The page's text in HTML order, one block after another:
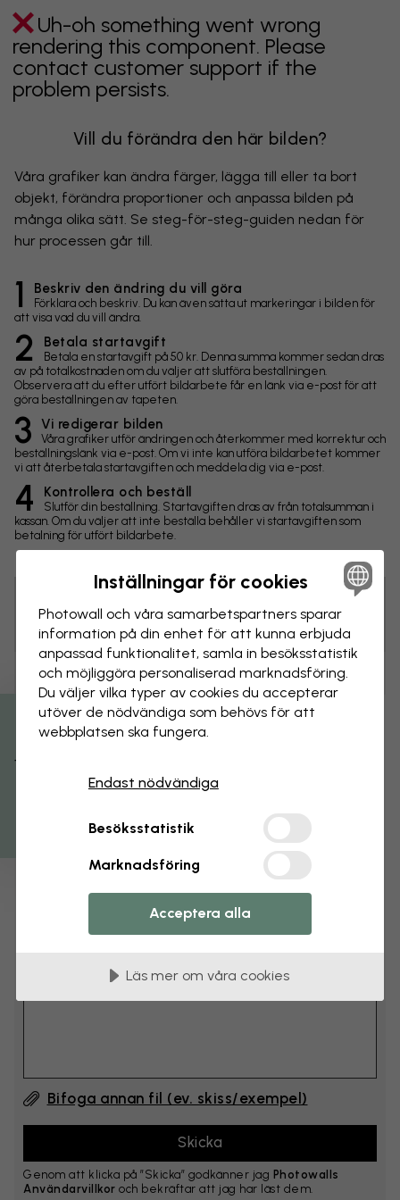
Uh-oh something went wrong
rendering this component. Please
contact customer support if the
problem persists.
Vill du förändra den här bilden?
Våra grafiker kan ändra färger, lägga till eller ta bort
objekt, förändra proportioner och anpassa bilden på
många olika sätt. Se steg-för-steg-guiden nedan för
hur processen går till.
1 Beskriv den ändring du vill göra
Förklara och beskriv. Du kan även sätta ut markeringar i bilden för
att visa vad du vill ändra.
2 Betala startavgift
Betala en startavgift på 50 kr. Denna summa kommer sedan dras
av på totalkostnaden om du väljer att slutföra beställningen.
Observera att du efter utfört bildarbete får en länk via e-post för att
göra beställningen av tapeten.
3 Vi redigerar bilden
Våra grafiker utför ändringen och återkommer med korrektur och
beställningslänk via e-post. Om vi inte kan utföra bildarbetet kommer
vi att återbetala startavgiften och meddela dig via e-post.
4 Kontrollera och beställ
Slutför din beställning. Startavgiften dras av från totalsumman i
kassan. Om du väljer att inte beställa behåller vi startavgiften som
betalning för utfört bildarbete.
Ändringar
Storlek
Lägg till kommentar
Kommentar #1
Bifoga annan fil (ev. skiss/exempel)
Genom att klicka på ”Skicka” godkänner jag Photowalls
Användarvillkor och bekräftar att jag har läst dem.
Tips! Du kan klicka på bilden för att göra en markering och
skriva en kommentar.
Få 15% rabatt
Inställningar för cookies
Photowall och våra samarbets­partners sparar
information på din enhet för att kunna erbjuda
anpassad funktionalitet, samla in besöks­statistik
och möjliggöra personaliserad marknads­föring.
Du väljer vilka typer av cookies du accepterar
utöver de nödvändiga som behövs för att
webbplatsen ska fungera.
Endast nödvändiga
Besöksstatistik
Marknadsföring
Acceptera alla
Läs mer om våra cookies